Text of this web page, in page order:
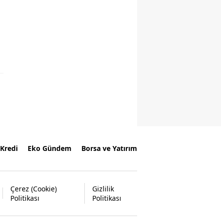
Kredi Eko Gündem Borsa ve Yatırım
Çerez (Cookie)
Politikası
Gizlilik
Politikası